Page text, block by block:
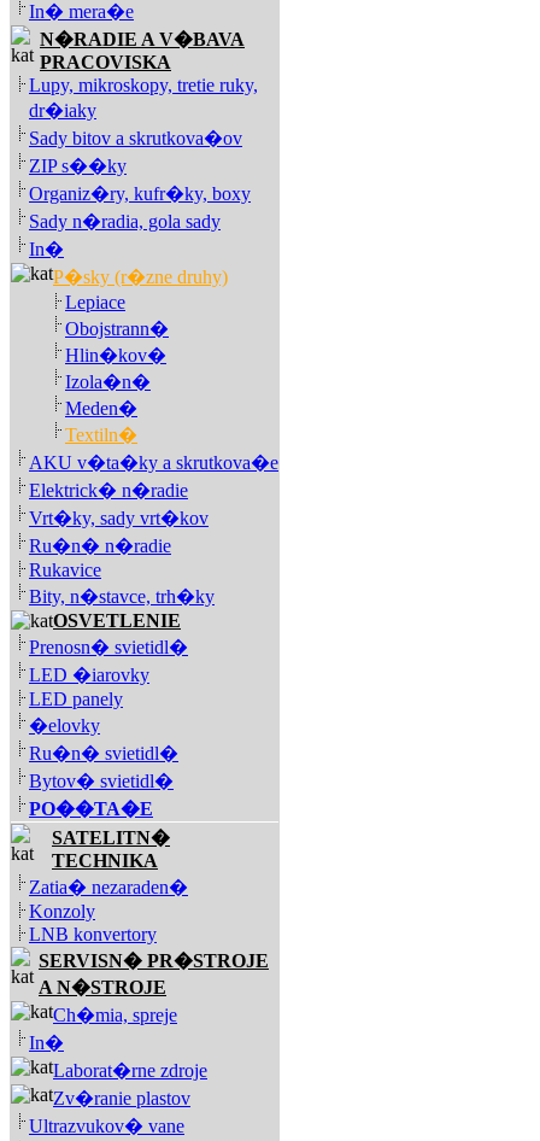
In� mera�e
N�RADIE A V�BAVA
PRACOVISKA
Lupy, mikroskopy, tretie ruky,
dr�iaky
Sady bitov a skrutkova�ov
ZIP s��ky
Organiz�ry, kufr�ky, boxy
Sady n�radia, gola sady
In�
P�sky (r�zne druhy)
Lepiace
Obojstrann�
Hlin�kov�
Izola�n�
Meden�
Textiln�
AKU v�ta�ky a skrutkova�e
Elektrick� n�radie
Vrt�ky, sady vrt�kov
Ru�n� n�radie
Rukavice
Bity, n�stavce, trh�ky
OSVETLENIE
Prenosn� svietidl�
LED �iarovky
LED panely
�elovky
Ru�n� svietidl�
Bytov� svietidl�
PO��TA�E
SATELITN�
TECHNIKA
Zatia� nezaraden�
Konzoly
LNB konvertory
SERVISN� PR�STROJE
A N�STROJE
Ch�mia, spreje
In�
Laborat�rne zdroje
Zv�ranie plastov
Ultrazvukov� vane